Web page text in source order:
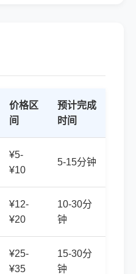
价格区
间
预计完成
时间
¥5-
¥10
5-15分钟
¥12-
¥20
10-30分
钟
¥25-
¥35
15-30分
钟